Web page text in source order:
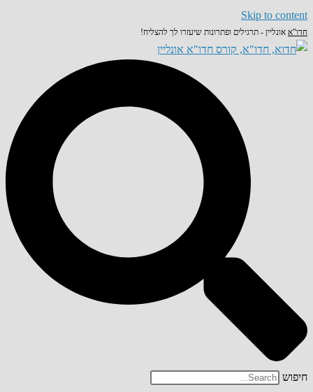
Skip to content
חדו"א אונליין - תרגילים ופתרונות שיעזרו לך להצליח!
חיפוש